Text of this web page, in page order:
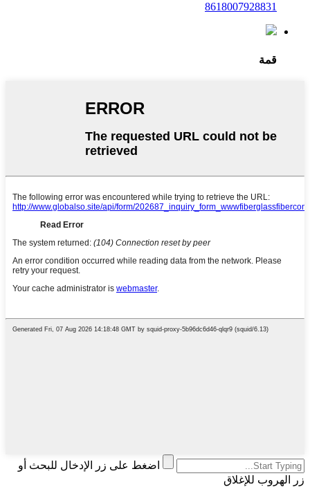
8618007928831
قمة
اضغط على زر الإدخال للبحث أو
زر الهروب للإغلاق